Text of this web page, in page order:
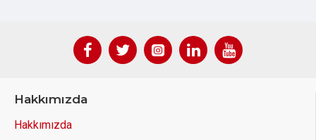
Hakkımızda
Hakkımızda